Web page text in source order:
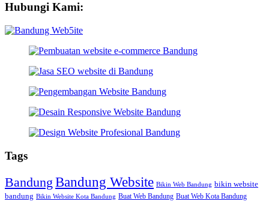
Hubungi Kami:
Tags
Bandung Bandung Website Bikin Web Bandung bikin website
bandung Bikin Website Kota Bandung Buat Web Bandung Buat Web Kota Bandung